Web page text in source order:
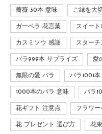
薔薇 30本 意味 ご縁を大
ガーベラ 花言葉 スイー
カスミソウ 感謝 スター
バラ999本 サプライズ 愛
無限の愛 バラ バラ1001
1000本のバラ 意味 バラ
花ギフト 注意点 フラワ
花 プレゼント 選び方 花